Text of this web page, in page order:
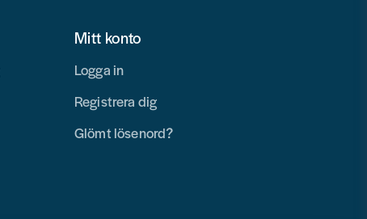
Mitt konto
Logga in
Registrera dig
Glömt lösenord?